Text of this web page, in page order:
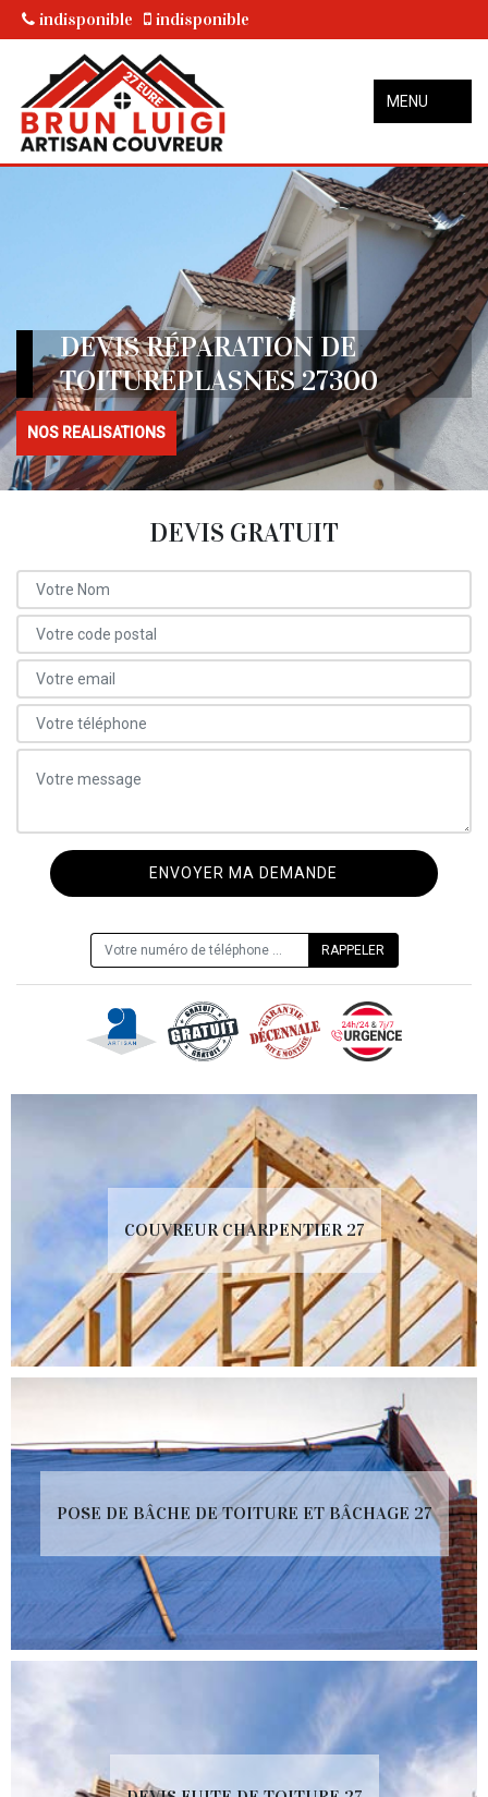
indisponible indisponible
MENU
DEVIS RÉPARATION DE
TOITUREPLASNES 27300
NOS REALISATIONS
DEVIS GRATUIT
COUVREUR CHARPENTIER 27
POSE DE BÂCHE DE TOITURE ET BÂCHAGE 27